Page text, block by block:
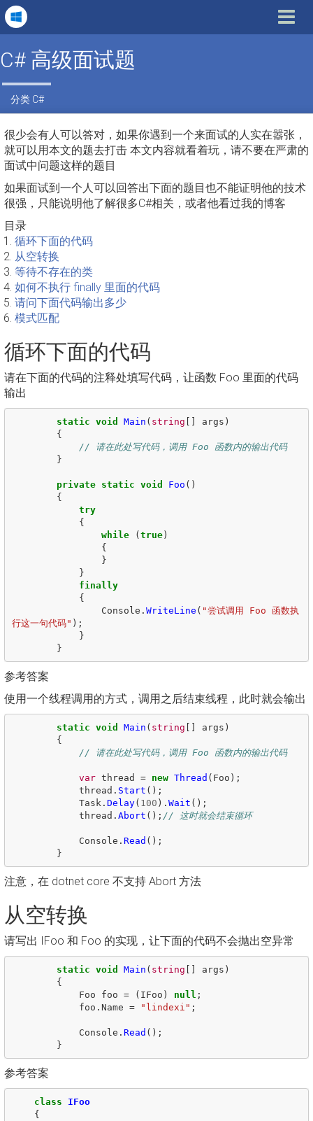
Toggle
C# 高级面试题
分类 C#
很少会有人可以答对，如果你遇到一个来面试的人实在嚣张，
就可以用本文的题去打击 本文内容就看着玩，请不要在严肃的
面试中问题这样的题目
如果面试到一个人可以回答出下面的题目也不能证明他的技术
很强，只能说明他了解很多C#相关，或者他看过我的博客
目录
循环下面的代码
从空转换
等待不存在的类
如何不执行 finally 里面的代码
请问下面代码输出多少
模式匹配
循环下面的代码
请在下面的代码的注释处填写代码，让函数 Foo 里面的代码
输出
static void Main ( string [] args )
{
// 请在此处写代码，调用 Foo 函数内的输出代码
}
private static void Foo ()
{
try
{
while
(true)
{
}
}
finally
{
Console . WriteLine ( "尝试调用 Foo 函数执
行这一句代码" );
}
}
参考答案
使用一个线程调用的方式，调用之后结束线程，此时就会输出
static void Main ( string [] args )
{
// 请在此处写代码，调用 Foo 函数内的输出代码
var thread = new Thread ( Foo );
thread . Start ();
Task . Delay( 100 ). Wait ();
thread . Abort (); // 这时就会结束循环
Console . Read ();
}
注意，在 dotnet core 不支持 Abort 方法
从空转换
请写出 IFoo 和 Foo 的实现，让下面的代码不会抛出空异常
static void Main ( string [] args )
{
Foo
foo = ( IFoo ) null ;
foo . Name = "lindexi" ;
Console . Read ();
}
参考答案
class
IFoo
{